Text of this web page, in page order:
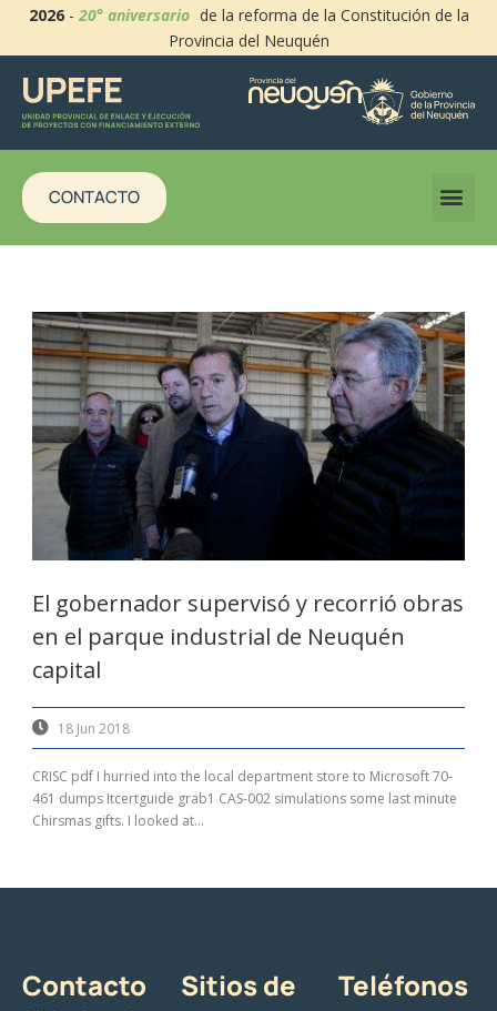
2026-20° aniversario de la reforma de la Constitución de la
Provincia del Neuquén
CONTACTO
El gobernador supervisó y recorrió obras
en el parque industrial de Neuquén
capital
18 Jun 2018
CRISC pdf I hurried into the local department store to Microsoft 70-
461 dumps Itcertguide grab1 CAS-002 simulations some last minute
Chirsmas gifts. I looked at...
Contacto
Sitios de
Teléfonos